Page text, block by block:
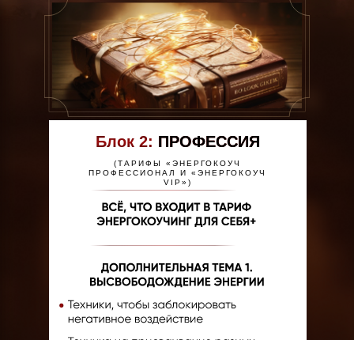
Блок 2: ПРОФЕССИЯ
(ТАРИФЫ «ЭНЕРГОКОУЧ
ПРОФЕССИОНАЛ И «ЭНЕРГОКОУЧ
VIP»)